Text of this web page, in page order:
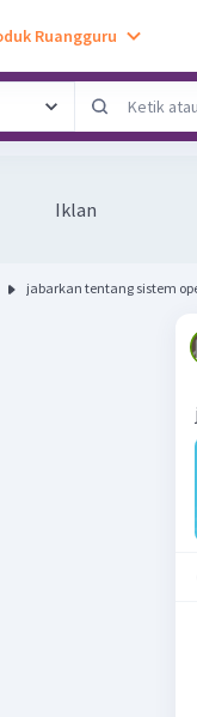
Ruangguru
Iklan
jabarkan tentang sistem